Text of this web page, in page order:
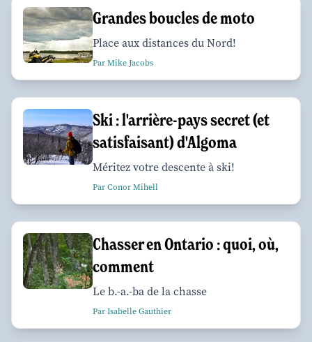
Grandes boucles de moto
Place aux distances du Nord!
Par Mike Jacobs
Ski : l'arrière-pays secret (et
satisfaisant) d'Algoma
Méritez votre descente à ski!
Par Conor Mihell
Chasser en Ontario : quoi, où,
comment
Le b.-a.-ba de la chasse
Par Isabelle Gauthier